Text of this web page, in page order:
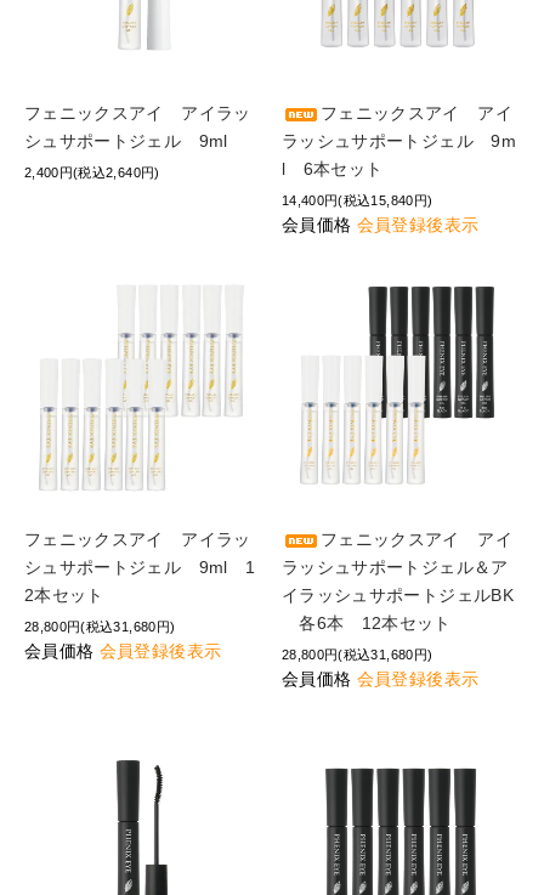
フェニックスアイ アイラッ
シュサポートジェル 9ml
2,400円(税込2,640円)
フェニックスアイ アイ
ラッシュサポートジェル 9m
l 6本セット
14,400円(税込15,840円)
会員価格 会員登録後表示
フェニックスアイ アイラッ
シュサポートジェル 9ml 1
2本セット
28,800円(税込31,680円)
会員価格 会員登録後表示
フェニックスアイ アイ
ラッシュサポートジェル＆ア
イラッシュサポートジェルBK
各6本 12本セット
28,800円(税込31,680円)
会員価格 会員登録後表示